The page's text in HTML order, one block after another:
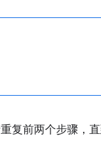
复前两个步骤，